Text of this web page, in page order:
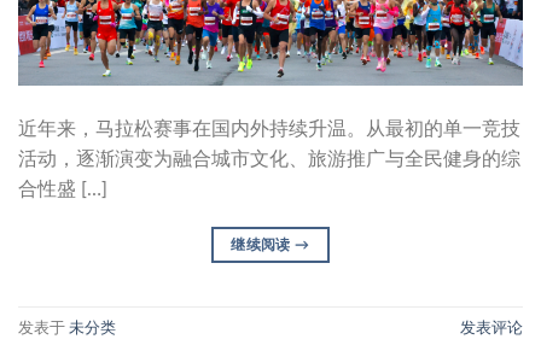
近年来，马拉松赛事在国内外持续升温。从最初的单一竞技
活动，逐渐演变为融合城市文化、旅游推广与全民健身的综
合性盛 […]
继续阅读→
发表于 未分类 发表评论